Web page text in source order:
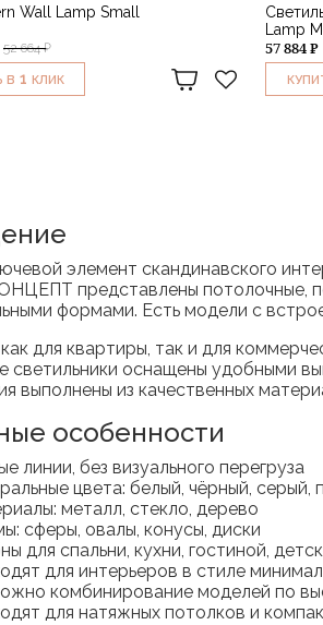
Wall Lamp Small
52 664 ₽
В 1 КЛИК
Lamp
57 884 ₽
элемент скандинавского
представлены потолочные,
формами. Есть модели с
для квартиры, так и для
светильники оснащены удобными
выполнены из качественных
особенности
линии, без визуального перегруза
цвета: белый, чёрный, серый,
металл, стекло, дерево
сферы, овалы, конусы, диски
для спальни, кухни, гостиной,
для интерьеров в стиле
комбинирование моделей по
для натяжных потолков и